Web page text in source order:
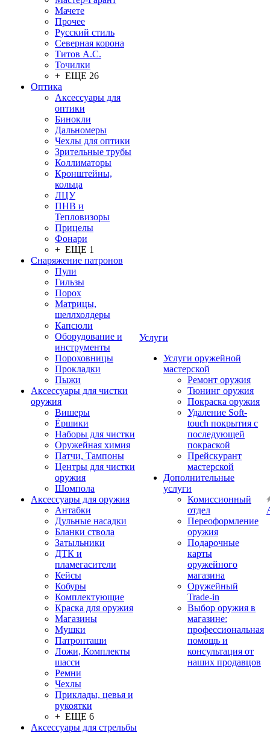
Мачете
Прочее
Русский стиль
Северная корона
Титов А.С.
Точилки
+ ЕЩЕ 26
Оптика
Аксессуары для
оптики
Бинокли
Дальномеры
Чехлы для оптики
Зрительные трубы
Коллиматоры
Кронштейны,
кольца
ЛЦУ
ПНВ и
Тепловизоры
Прицелы
Фонари
+ ЕЩЕ 1
Снаряжение патронов
Пули
Гильзы
Порох
Матрицы,
шеллхолдеры
Капсюли
Оборудование и
инструменты
Пороховницы
Прокладки
Пыжи
Аксессуары для чистки
оружия
Вишеры
Ёршики
Наборы для чистки
Оружейная химия
Патчи, Тампоны
Центры для чистки
оружия
Шомпола
Аксессуары для оружия
Антабки
Дульные насадки
Бланки ствола
Затыльники
ДТК и
пламегасители
Кейсы
Кобуры
Комплектующие
Краска для оружия
Магазины
Мушки
Патронташи
Ложи, Комплекты
шасси
Ремни
Чехлы
Приклады, цевья и
рукоятки
+ ЕЩЕ 6
Аксессуары для стрельбы
Услуги
Услуги оружейной
мастерской
Ремонт оружия
Тюнинг оружия
Покраска оружия
Удаление Soft-
touch покрытия с
последующей
покраской
Прейскурант
мастерской
Дополнительные
услуги
Комиссионный
отдел
Переоформление
оружия
Подарочные
карты
оружейного
магазина
Оружейный
Trade-in
Выбор оружия в
магазине:
профессиональная
помощь и
консультация от
наших продавцов